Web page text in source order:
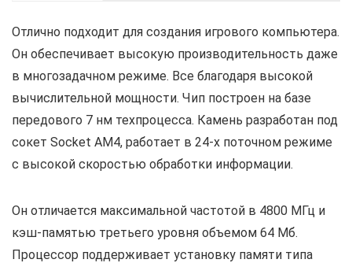
Отлично подходит для создания игрового компьютера.
Он обеспечивает высокую производительность даже
в многозадачном режиме. Все благодаря высокой
вычислительной мощности. Чип построен на базе
передового 7 нм техпроцесса. Камень разработан под
сокет Socket AM4, работает в 24-х поточном режиме
с высокой скоростью обработки информации.
Он отличается максимальной частотой в 4800 МГц и
кэш-памятью третьего уровня объемом 64 Мб.
Процессор поддерживает установку памяти типа